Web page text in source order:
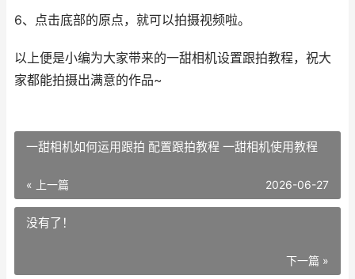
6、点击底部的原点，就可以拍摄视频啦。
以上便是小编为大家带来的一甜相机设置跟拍教程，祝大
家都能拍摄出满意的作品~
一甜相机如何运用跟拍 配置跟拍教程 一甜相机使用教程
« 上一篇 2026-06-27
没有了！
下一篇 »